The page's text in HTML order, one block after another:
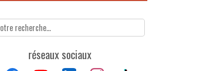
réseaux sociaux